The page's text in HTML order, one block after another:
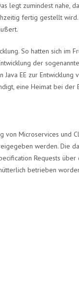
legt zumindest nahe,
fertig gestellt
So hatten sich im
der
EE zur Entwicklung
eine Heimat bei der
von Microservices und
werden. Die
Requests über
betrieben